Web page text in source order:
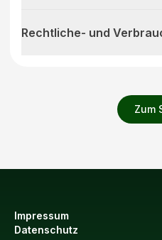
Zum
Rechtliche- und
Impressum
Datenschutz